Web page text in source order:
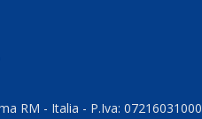
RM - Italia - P.Iva: 07216031000